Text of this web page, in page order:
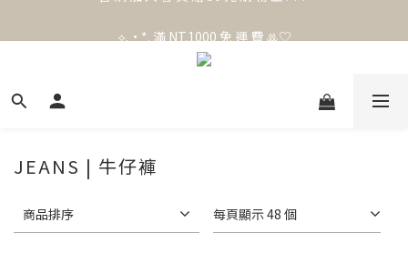
官 網 加 入 會 員 贈 50 元 購 物 金 .ᐟ.ᐟ.ᐟ
JEANS | 牛仔褲
商品排序 每頁顯示 48 個